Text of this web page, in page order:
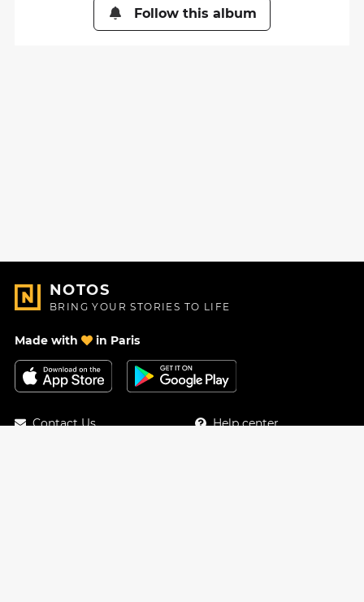
Follow this album
NOTOS
BRING YOUR STORIES TO LIFE
Made with in Paris
Contact Us
Help center